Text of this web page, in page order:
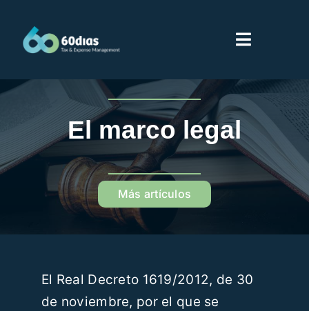
contenido
Toggle
Servicios
Sobre 60dias
Partners
Proveedores
El marco legal
Más artículos
El Real Decreto 1619/2012, de 30
de noviembre, por el que se